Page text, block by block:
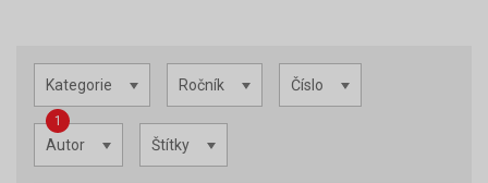
Kategorie Ročník Číslo
1
Autor Štítky